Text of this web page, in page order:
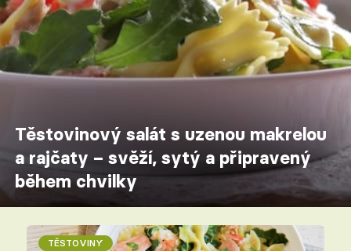
Těstovinový salát s uzenou makrelou
a rajčaty – svěží, sytý a připravený
během chvilky
TĚSTOVINY